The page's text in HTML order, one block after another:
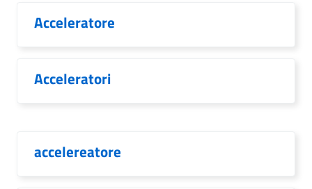
Acceleratore
Acceleratori
accelereatore